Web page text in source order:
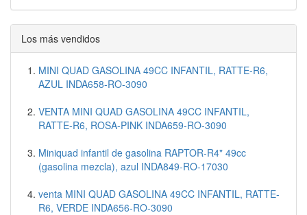
Los más vendidos
MINI QUAD GASOLINA 49CC INFANTIL, RATTE-R6,
AZUL INDA658-RO-3090
VENTA MINI QUAD GASOLINA 49CC INFANTIL,
RATTE-R6, ROSA-PINK INDA659-RO-3090
Miniquad infantil de gasolina RAPTOR-R4" 49cc
(gasolina mezcla), azul INDA849-RO-17030
venta MINI QUAD GASOLINA 49CC INFANTIL, RATTE-
R6, VERDE INDA656-RO-3090